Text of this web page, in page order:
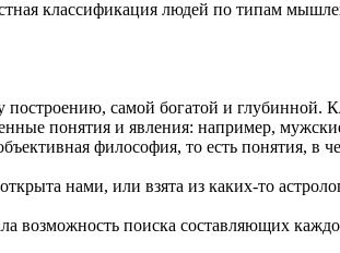
классификация людей по типам
построению, самой богатой и
понятия и явления: например,
философия, то есть понятия, в
нами, или взята из каких-то
возможность поиска составляющих